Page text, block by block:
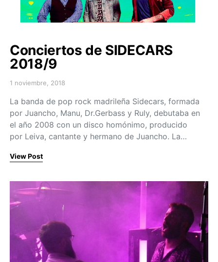
Conciertos de SIDECARS
2018/9
Posted on
1 noviembre, 2018
La banda de pop rock madrileña Sidecars, formada
por Juancho, Manu, Dr.Gerbass y Ruly, debutaba en
el año 2008 con un disco homónimo, producido
por Leiva, cantante y hermano de Juancho. La…
View Post